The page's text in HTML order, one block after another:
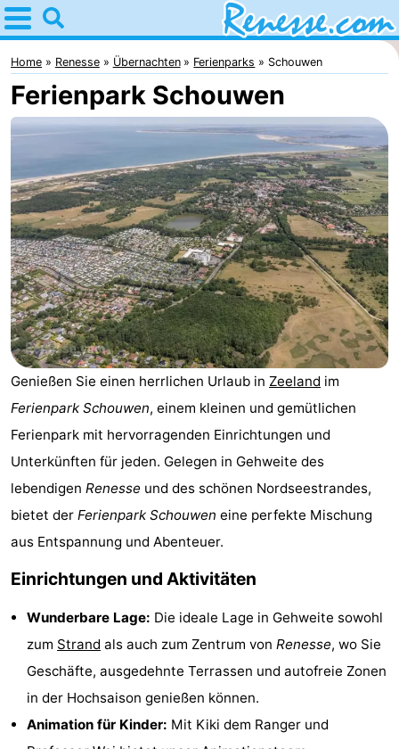
Home
Renesse
Tipps
Für
kindern
Übernachten
Appartements
-
Port
Greve
-
Zeeuwse
Kust
Campingplätze
Ferienhäuser
Buitenheem
-
Oase
Duinoord
-
Ginsterveld
-
Julianahoeve
-
Livingstone
Port
Greve
Port
Home Renesse Übernachten Ferienparks Schouwen
Ferienpark Schouwen
Genießen Sie einen herrlichen Urlaub in Zeeland im
Ferienpark Schouwen, einem kleinen und gemütlichen
Ferienpark mit hervorragenden Einrichtungen und
Unterkünften für jeden. Gelegen in Gehweite des
lebendigen Renesse und des schönen Nordseestrandes,
bietet der Ferienpark Schouwen eine perfekte Mischung
aus Entspannung und Abenteuer.
Einrichtungen und Aktivitäten
Wunderbare Lage: Die ideale Lage in Gehweite sowohl
zum Strand als auch zum Zentrum von Renesse, wo Sie
Geschäfte, ausgedehnte Terrassen und autofreie Zonen
in der Hochsaison genießen können.
Animation für Kinder: Mit Kiki dem Ranger und